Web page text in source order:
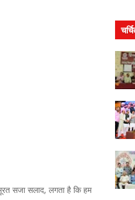
सजा सलाद, लगता है कि हम